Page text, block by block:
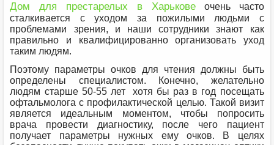
Дом для престарелых в Харьковеочень часто
сталкивается с уходом за пожилыми людьми с
проблемами зрения, и наши сотрудники знают как
правильно и квалифицированно организовать уход
таким людям.
Поэтому параметры очков для чтения должны быть
определены специалистом. Конечно, желательно
людям старше 50-55 лет хотя бы раз в год посещать
офтальмолога с профилактической целью. Такой визит
является идеальным моментом, чтобы попросить
врача провести диагностику, после чего пациент
получает параметры нужных ему очков. В целях